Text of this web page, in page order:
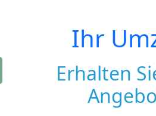
Ihr
Erhalten